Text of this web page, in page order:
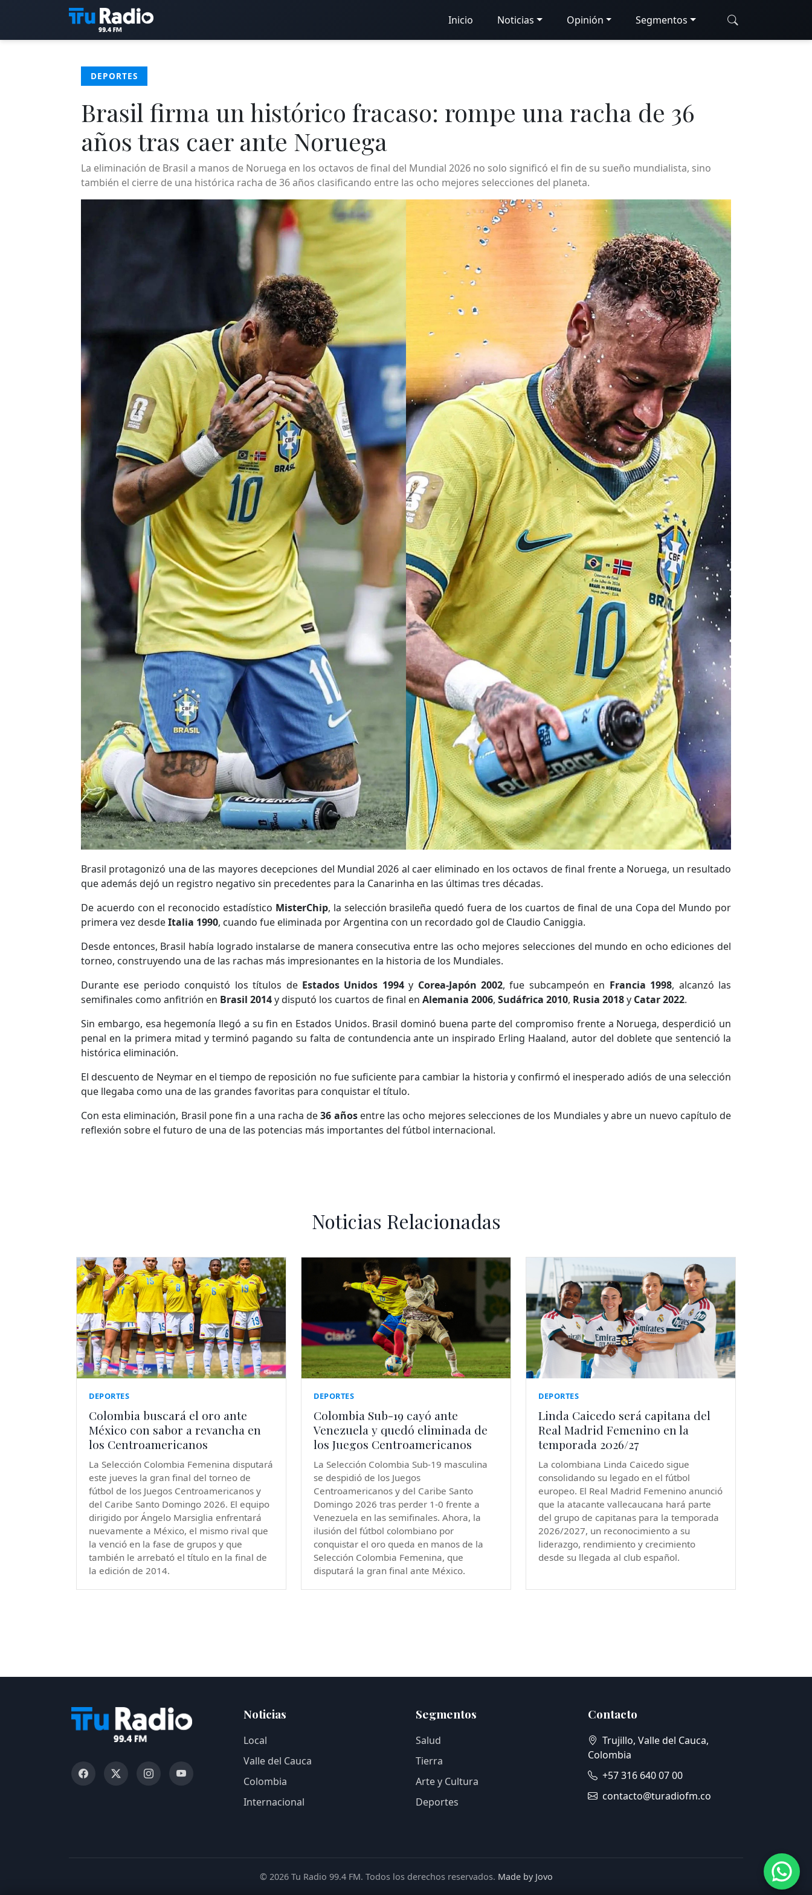
Inicio Noticias Opinión Segmentos
DEPORTES
Brasil firma un histórico fracaso: rompe una racha de 36
años tras caer ante Noruega
La eliminación de Brasil a manos de Noruega en los octavos de final del Mundial 2026 no solo significó el fin de su sueño mundialista, sino
también el cierre de una histórica racha de 36 años clasificando entre las ocho mejores selecciones del planeta.
Brasil protagonizó una de las mayores decepciones del Mundial 2026 al caer eliminado en los octavos de final frente a Noruega, un resultado
que además dejó un registro negativo sin precedentes para la Canarinha en las últimas tres décadas.
De acuerdo con el reconocido estadístico MisterChip, la selección brasileña quedó fuera de los cuartos de final de una Copa del Mundo por
primera vez desdeItalia 1990, cuando fue eliminada por Argentina con un recordado gol de Claudio Caniggia.
Desde entonces, Brasil había logrado instalarse de manera consecutiva entre las ocho mejores selecciones del mundo en ocho ediciones del
torneo, construyendo una de las rachas más impresionantes en la historia de los Mundiales.
Durante ese periodo conquistó los títulos de Estados Unidos 1994y Corea-Japón 2002, fue subcampeón en Francia 1998, alcanzó las
semifinales como anfitrión en Brasil 2014y disputó los cuartos de final en Alemania 2006, Sudáfrica 2010, Rusia 2018y Catar 2022.
Sin embargo, esa hegemonía llegó a su fin en Estados Unidos. Brasil dominó buena parte del compromiso frente a Noruega, desperdició un
penal en la primera mitad y terminó pagando su falta de contundencia ante un inspirado Erling Haaland, autor del doblete que sentenció la
histórica eliminación.
El descuento de Neymar en el tiempo de reposición no fue suficiente para cambiar la historia y confirmó el inesperado adiós de una selección
que llegaba como una de las grandes favoritas para conquistar el título.
Con esta eliminación, Brasil pone fin a una racha de36 añosentre las ocho mejores selecciones de los Mundiales y abre un nuevo capítulo de
reflexión sobre el futuro de una de las potencias más importantes del fútbol internacional.
Noticias Relacionadas
DEPORTES
Colombia buscará el oro ante
México con sabor a revancha en
los Centroamericanos
La Selección Colombia Femenina disputará
este jueves la gran final del torneo de
fútbol de los Juegos Centroamericanos y
del Caribe Santo Domingo 2026. El equipo
dirigido por Ángelo Marsiglia enfrentará
nuevamente a México, el mismo rival que
la venció en la fase de grupos y que
también le arrebató el título en la final de
la edición de 2014.
DEPORTES
Colombia Sub-19 cayó ante
Venezuela y quedó eliminada de
los Juegos Centroamericanos
La Selección Colombia Sub-19 masculina
se despidió de los Juegos
Centroamericanos y del Caribe Santo
Domingo 2026 tras perder 1-0 frente a
Venezuela en las semifinales. Ahora, la
ilusión del fútbol colombiano por
conquistar el oro queda en manos de la
Selección Colombia Femenina, que
disputará la gran final ante México.
DEPORTES
Linda Caicedo será capitana del
Real Madrid Femenino en la
temporada 2026/27
La colombiana Linda Caicedo sigue
consolidando su legado en el fútbol
europeo. El Real Madrid Femenino anunció
que la atacante vallecaucana hará parte
del grupo de capitanas para la temporada
2026/2027, un reconocimiento a su
liderazgo, rendimiento y crecimiento
desde su llegada al club español.
Noticias
Local
Valle del Cauca
Colombia
Internacional
Segmentos
Salud
Tierra
Arte y Cultura
Deportes
Contacto
Trujillo, Valle del Cauca,
Colombia
+57 316 640 07 00
contacto@turadiofm.co
© 2026 Tu Radio 99.4 FM. Todos los derechos reservados. Made by Jovo